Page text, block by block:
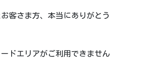
客さま方、本当にありがとう
ドエリアがご利用できません